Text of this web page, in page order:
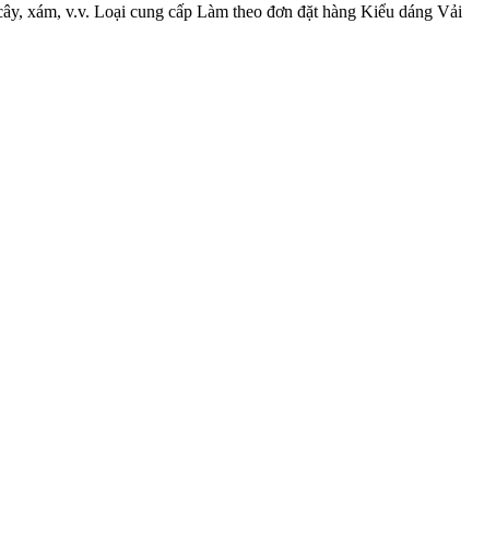
xám, v.v. Loại cung cấp Làm theo đơn đặt hàng Kiểu dáng Vải